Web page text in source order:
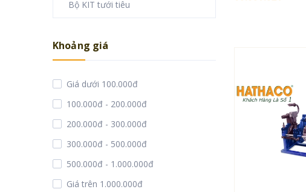
Bộ KIT tưới tiêu
Khoảng giá
Giá dưới 100.000đ
100.000đ - 200.000đ
200.000đ - 300.000đ
300.000đ - 500.000đ
500.000đ - 1.000.000đ
Giá trên 1.000.000đ